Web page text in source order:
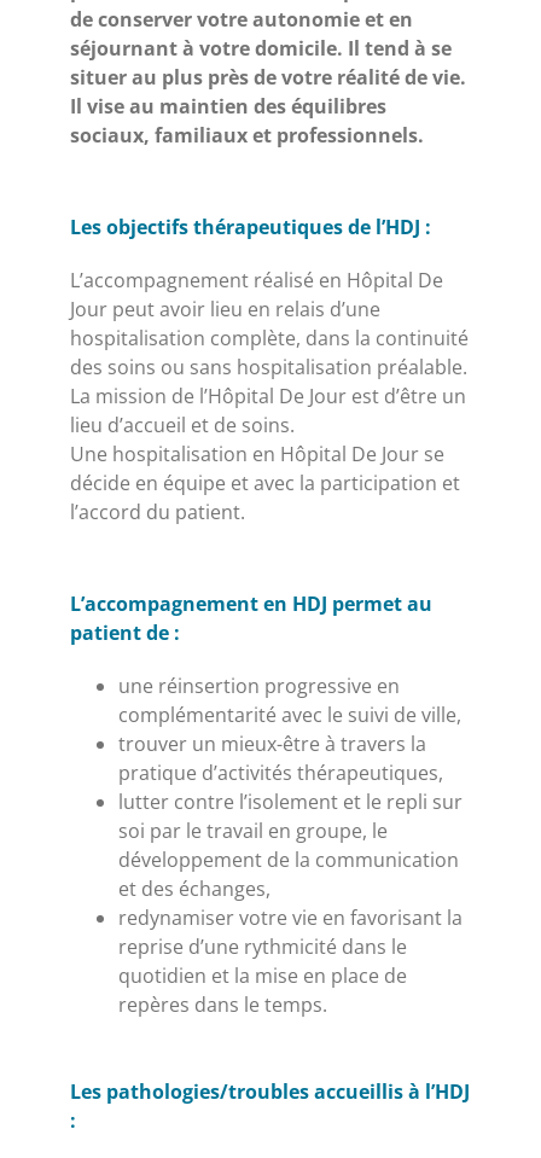
de conserver votre autonomie et en
séjournant à votre domicile. Il tend à se
situer au plus près de votre réalité de vie.
Il vise au maintien des équilibres
sociaux, familiaux et professionnels.
Les objectifs thérapeutiques de l’HDJ :
L’accompagnement réalisé en Hôpital De
Jour peut avoir lieu en relais d’une
hospitalisation complète, dans la continuité
des soins ou sans hospitalisation préalable.
La mission de l’Hôpital De Jour est d’être un
lieu d’accueil et de soins.
Une hospitalisation en Hôpital De Jour se
décide en équipe et avec la participation et
l’accord du patient.
L’accompagnement en HDJ permet au
patient de :
une réinsertion progressive en
complémentarité avec le suivi de ville,
trouver un mieux-être à travers la
pratique d’activités thérapeutiques,
lutter contre l’isolement et le repli sur
soi par le travail en groupe, le
développement de la communication
et des échanges,
redynamiser votre vie en favorisant la
reprise d’une rythmicité dans le
quotidien et la mise en place de
repères dans le temps.
Les pathologies/troubles accueillis à l’HDJ
: